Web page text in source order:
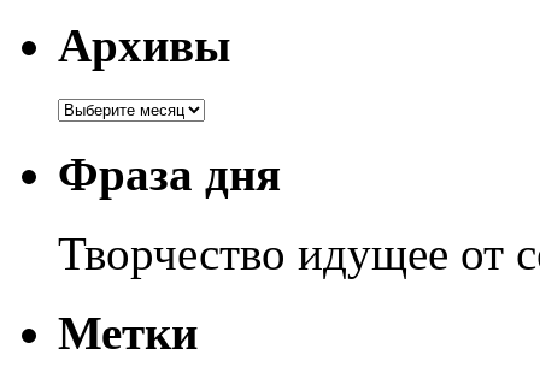
Архивы
Архивы
Фраза дня
Творчество идущее от
Метки